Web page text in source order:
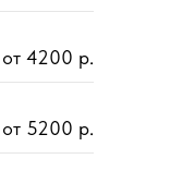
от 4200 р.
от 5200 р.